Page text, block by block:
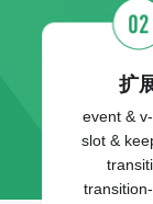
扩
event &
slot &